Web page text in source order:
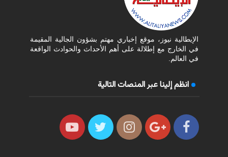
الإيطالية نيوز، موقع إخباري مهتم بشؤون الجالية المقيمة
في الخارج مع إطلالة على أهم الأحداث والحوادث الواقعة
في العالم.
انظم إلينا عبر المنصات التالية